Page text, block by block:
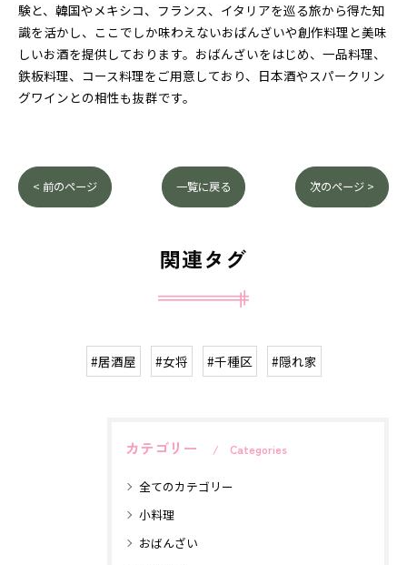
験と、韓国やメキシコ、フランス、イタリアを巡る旅から得た知
識を活かし、ここでしか味わえないおばんざいや創作料理と美味
しいお酒を提供しております。おばんざいをはじめ、一品料理、
鉄板料理、コース料理をご用意しており、日本酒やスパークリン
グワインとの相性も抜群です。
< 前のページ 一覧に戻る 次のページ >
関連タグ
#居酒屋 #女将 #千種区 #隠れ家
カテゴリー Categories
全てのカテゴリー
小料理
おばんざい